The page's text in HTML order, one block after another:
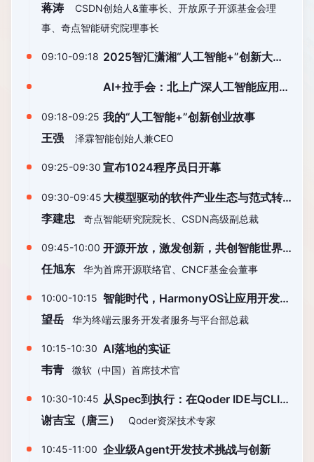
蒋涛
CSDN创始人&董事长、开放原子开源基金会理
事、奇点智能研究院理事长
09:10-09:18 2025智汇潇湘“人工智能+”创新大赛
AI+拉手会：北上广深人工智能应用技
09:18-09:25 我的“人工智能+”创新创业故事
王强
泽霖智能创始人兼CEO
09:25-09:30 宣布1024程序员日开幕
09:30-09:45 大模型驱动的软件产业生态与范式转
变
李建忠 奇点智能研究院院长、CSDN高级副总裁
09:45-10:00 开源开放，激发创新，共创智能世界
新生态
任旭东 华为首席开源联络官、CNCF基金会董事
10:00-10:15 智能时代，HarmonyOS让应用开发化
繁为简
望岳 华为终端云服务开发者服务与平台部总裁
10:15-10:30 AI落地的实证
韦青
微软（中国）首席技术官
10:30-10:45 从Spec到执行：在Qoder IDE与CLI中
构建可控的异步任务委派
谢吉宝（唐三） Qoder资深技术专家
10:45-11:00 企业级Agent开发技术挑战与创新